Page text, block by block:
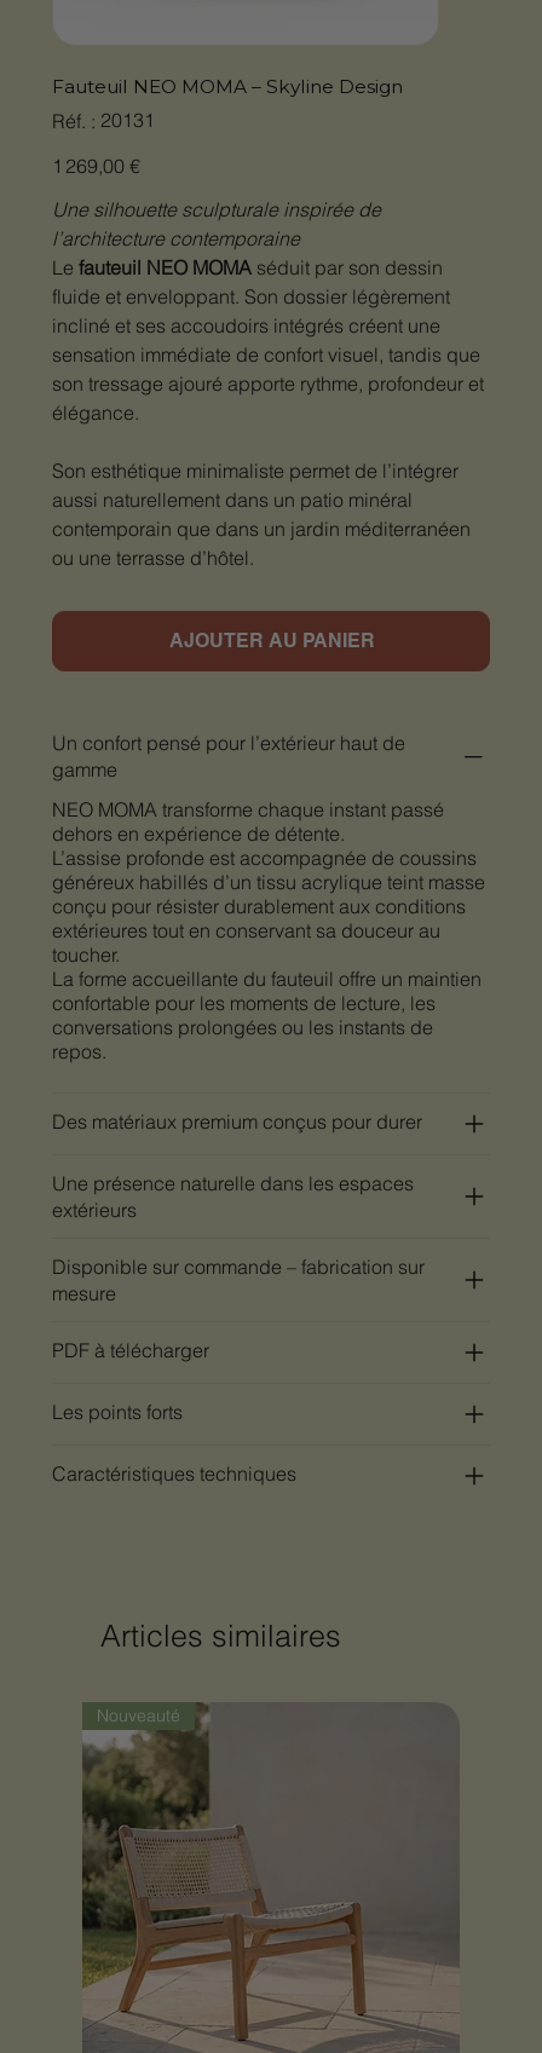
Fauteuil NEO MOMA – Skyline Design
Réf. : SKU
20131
20131
Prix
1 269,00 €
Une silhouette sculpturale inspirée de
l’architecture contemporaine
Le fauteuil NEO MOMAséduit par son dessin
fluide et enveloppant. Son dossier légèrement
incliné et ses accoudoirs intégrés créent une
sensation immédiate de confort visuel, tandis que
son tressage ajouré apporte rythme, profondeur et
élégance.
Son esthétique minimaliste permet de l’intégrer
aussi naturellement dans un patio minéral
contemporain que dans un jardin méditerranéen
ou une terrasse d’hôtel.
AJOUTER AU PANIER
Un confort pensé pour l’extérieur haut de
gamme
NEO MOMA transforme chaque instant passé
dehors en expérience de détente.
L’assise profonde est accompagnée de coussins
généreux habillés d’un tissu acrylique teint masse
conçu pour résister durablement aux conditions
extérieures tout en conservant sa douceur au
toucher.
La forme accueillante du fauteuil offre un maintien
confortable pour les moments de lecture, les
conversations prolongées ou les instants de
repos.
Des matériaux premium conçus pour durer
Une présence naturelle dans les espaces
extérieurs
Disponible sur commande – fabrication sur
mesure
PDF à télécharger
Les points forts
Caractéristiques techniques
Articles similaires
Nouveauté